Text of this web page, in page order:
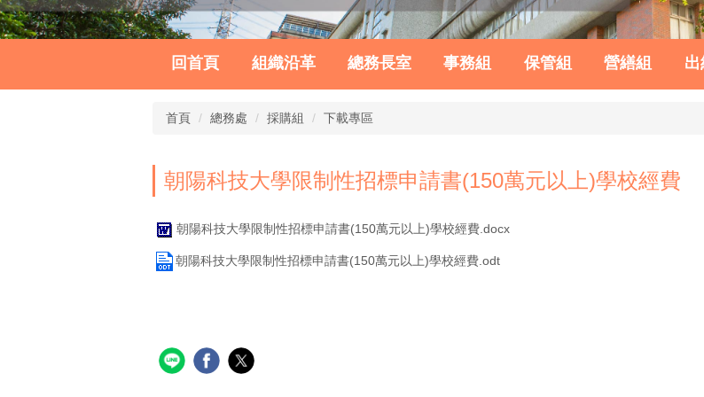
回首頁 組織沿革 總務長室 事務組 保管組 營繕組 出
首頁 總務處 採購組 下載專區
朝陽科技大學限制性招標申請書(150萬元以上)學校經費
朝陽科技大學限制性招標申請書(150萬元以上)學校經費.docx
朝陽科技大學限制性招標申請書(150萬元以上)學校經費.odt